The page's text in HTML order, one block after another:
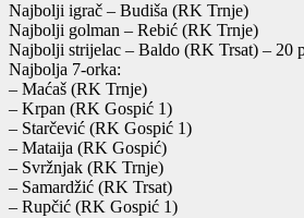
Najbolji igrač – Budiša (RK Trnje)
Najbolji golman – Rebić (RK Trnje)
Najbolji strijelac – Baldo (RK Trsat) – 20
Najbolja 7-orka:
– Maćaš (RK Trnje)
– Krpan (RK Gospić 1)
– Starčević (RK Gospić 1)
– Mataija (RK Gospić)
– Svržnjak (RK Trnje)
– Samardžić (RK Trsat)
– Rupčić (RK Gospić 1)